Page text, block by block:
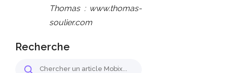
Thomas : www.thomas-
soulier.com
Recherche